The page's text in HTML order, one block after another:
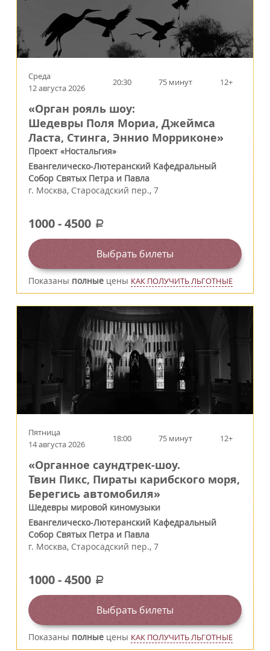
Среда
12 августа 2026
20:30 75 минут 12+
«Орган рояль шоу:
Шедевры Поля Мориа, Джеймса
Ласта, Стинга, Эннио Морриконе»
Проект «Ностальгия»
Евангелическо-Лютеранский Кафедральный
Собор Святых Петра и Павла
г. Москва, Старосадский пер., 7
1000-4500 a
Выбрать билеты
Показаны полные цены КАК ПОЛУЧИТЬ ЛЬГОТНЫЕ
Пятница
14 августа 2026
18:00 75 минут 12+
«Органное саундтрек-шоу.
Твин Пикс, Пираты карибского моря,
Берегись автомобиля»
Шедевры мировой киномузыки
Евангелическо-Лютеранский Кафедральный
Собор Святых Петра и Павла
г. Москва, Старосадский пер., 7
1000-4500 a
Выбрать билеты
Показаны полные цены КАК ПОЛУЧИТЬ ЛЬГОТНЫЕ